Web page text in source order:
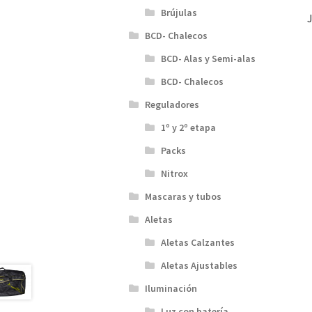
Brújulas
BCD- Chalecos
BCD- Alas y Semi-alas
BCD- Chalecos
Reguladores
1º y 2º etapa
Packs
Nitrox
Mascaras y tubos
Aletas
Aletas Calzantes
Aletas Ajustables
Iluminación